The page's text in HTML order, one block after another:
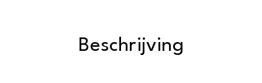
Beschrijving